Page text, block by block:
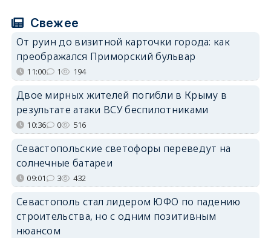
Свежее
От руин до визитной карточки города: как
преображался Приморский бульвар
11:00 1 194
Двое мирных жителей погибли в Крыму в
результате атаки ВСУ беспилотниками
10:36 0 516
Севастопольские светофоры переведут на
солнечные батареи
09:01 3 432
Севастополь стал лидером ЮФО по падению
строительства, но с одним позитивным
нюансом